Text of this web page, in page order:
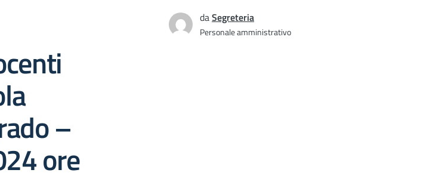
–
ore
daSegreteria
Personale amministrativo